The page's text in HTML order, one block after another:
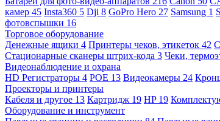
камер 45 Insta360 5 Dji 8 GoPro Hero 27 Samsung 1
фотовспышки 16
Торговое оборудование
Денежные ящики 4 Принтеры чеков, этикеток 42
Стационарные сканеры штрих-кода 3 Чеки,
Видеонаблюдение и охрана
HD Регистраторы 4 POE 13 Видеокамеры 24
Проекторы и принтеры
Кабеля и другое 13 Картридж 19 HP 19
Оборудование и инструмент